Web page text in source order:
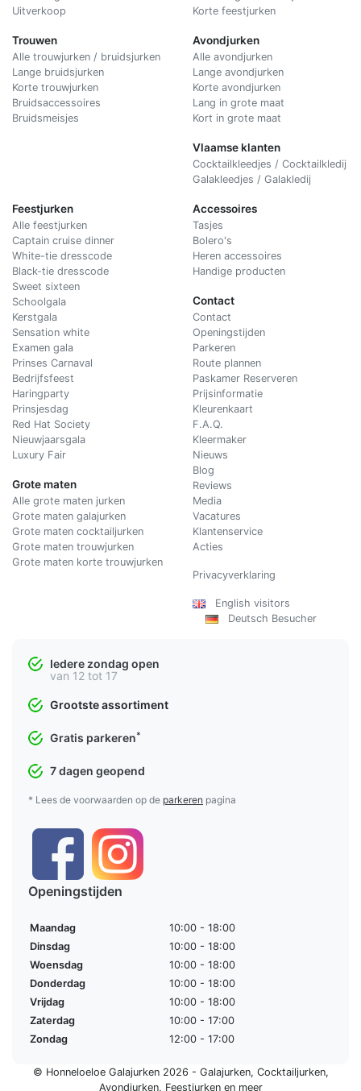
Uitverkoop
Trouwen
Alle trouwjurken / bruidsjurken
Lange bruidsjurken
Korte trouwjurken
Bruidsaccessoires
Bruidsmeisjes
Korte feestjurken
Avondjurken
Alle avondjurken
Lange avondjurken
Korte avondjurken
Lang in grote maat
Kort in grote maat
Vlaamse klanten
Cocktailkleedjes / Cocktailkledij
Galakleedjes / Galakledij
Feestjurken
Alle feestjurken
Captain cruise dinner
White-tie dresscode
Black-tie dresscode
Sweet sixteen
Schoolgala
Kerstgala
Sensation white
Examen gala
Prinses Carnaval
Bedrijfsfeest
Haringparty
Prinsjesdag
Red Hat Society
Nieuwjaarsgala
Luxury Fair
Grote maten
Alle grote maten jurken
Grote maten galajurken
Grote maten cocktailjurken
Grote maten trouwjurken
Grote maten korte trouwjurken
Accessoires
Tasjes
Bolero's
Heren accessoires
Handige producten
Contact
Contact
Openingstijden
Parkeren
Route plannen
Paskamer Reserveren
Prijsinformatie
Kleurenkaart
F.A.Q.
Kleermaker
Nieuws
Blog
Reviews
Media
Vacatures
Klantenservice
Acties
Privacyverklaring
English visitors
Deutsch Besucher
Iedere zondag open
van 12 tot 17
Grootste assortiment
Gratis parkeren*
7 dagen geopend
* Lees de voorwaarden op de parkeren pagina
Openingstijden
Maandag
10:00 - 18:00
Dinsdag
10:00 - 18:00
Woensdag
10:00 - 18:00
Donderdag
10:00 - 18:00
Vrijdag
10:00 - 18:00
Zaterdag
10:00 - 17:00
Zondag
12:00 - 17:00
© Honneloeloe Galajurken 2026 - Galajurken, Cocktailjurken,
Avondjurken, Feestjurkenen meer